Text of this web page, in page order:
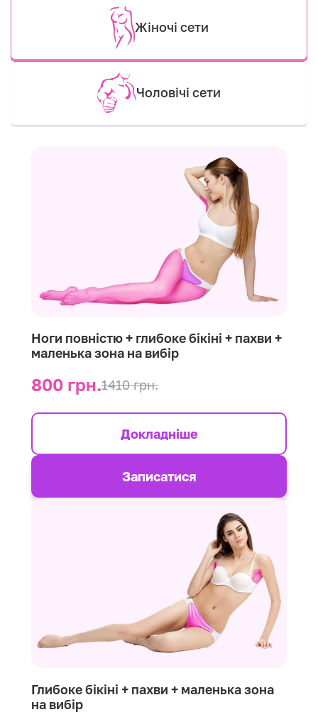
Жіночі сети
Чоловічі сети
Ноги повністю + глибоке бікіні + пахви +
маленька зона на вибір
800 грн.1410 грн.
Докладніше
Записатися
Глибоке бікіні + пахви + маленька зона
на вибір